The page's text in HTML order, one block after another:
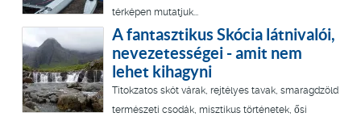
térképen mutatjuk...
A fantasztikus Skócia látnivalói,
nevezetességei - amit nem
lehet kihagyni
Titokzatos skót várak, rejtélyes tavak, smaragdzöld
természeti csodák, misztikus történetek, ősi